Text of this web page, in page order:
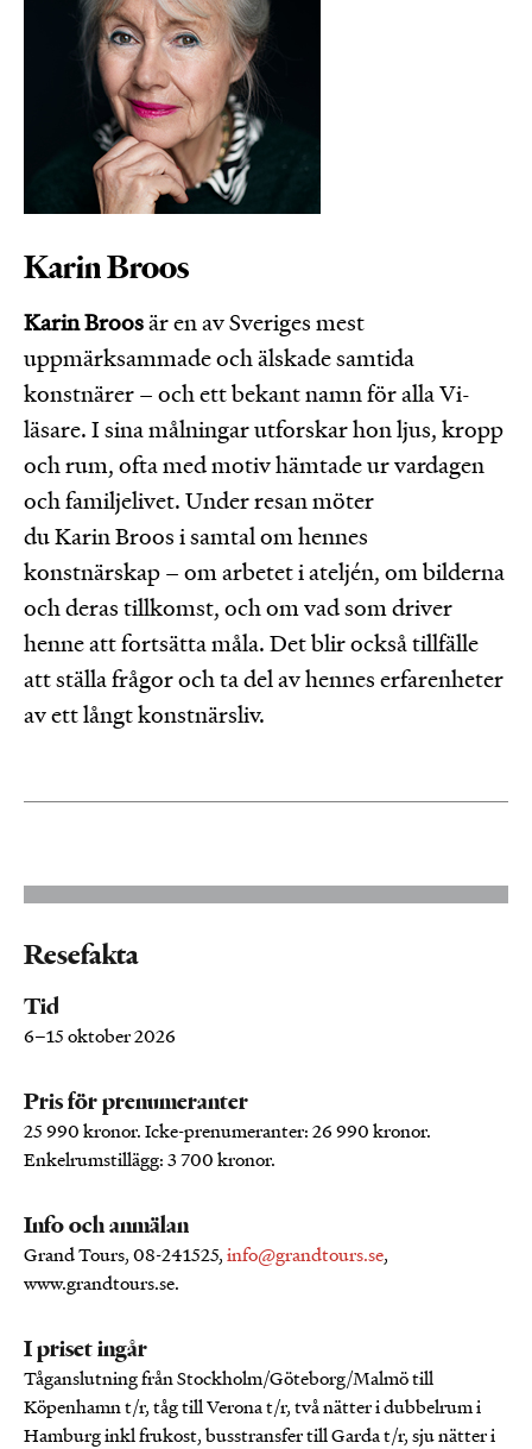
Karin Broos
Karin Broosär en av Sveriges mest
uppmärksammade och älskade samtida
konstnärer – och ett bekant namn för alla Vi-
läsare. I sina målningar utforskar hon ljus, kropp
och rum, ofta med motiv hämtade ur vardagen
och familjelivet. Under resan möter
du Karin Broos i samtal om hennes
konstnärskap – om arbetet i ateljén, om bilderna
och deras tillkomst, och om vad som driver
henne att fortsätta måla. Det blir också tillfälle
att ställa frågor och ta del av hennes erfarenheter
av ett långt konstnärsliv.
Resefakta
Tid
6–15 oktober 2026
Pris för prenumeranter
25 990 kronor. Icke-prenumeranter: 26 990 kronor.
Enkelrumstillägg: 3 700 kronor.
Info och anmälan
Grand Tours, 08-241525,info@grandtours.se,
www.grandtours.se.
I priset ingår
Tåganslutning från Stockholm/Göteborg/Malmö till
Köpenhamn t/r, tåg till Verona t/r, två nätter i dubbelrum i
Hamburg inkl frukost, busstransfer till Garda t/r, sju nätter i